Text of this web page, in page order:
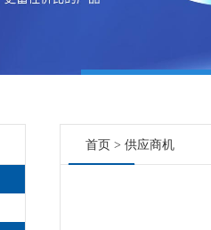
首页 > 供应商机